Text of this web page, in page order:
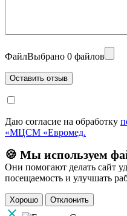
ФайлВыбрано 0 файлов
Даю согласие на обработку
«МЦСМ «Евромед.
🍪 Мы используем
Они помогают делать сайт
посещаемость и улучшать
Хорошо Отклонить